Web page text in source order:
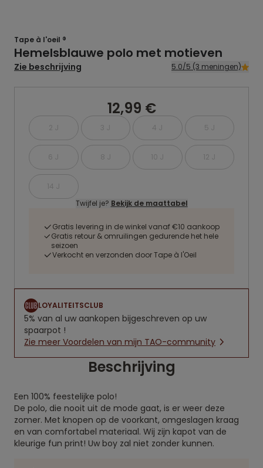
Tape à l'oeil ®
Hemelsblauwe polo met motieven
Zie beschrijving 5.0/5 (3 meningen)
12,99 €
2 J 3 J 4 J 5 J
6 J 8 J 10 J 12 J
14 J
Twijfel je? Bekijk de maattabel
Gratis levering in de winkel vanaf €10 aankoop
Gratis retour & omruilingen gedurende het hele
seizoen
Verkocht en verzonden door Tape à l'Oeil
LOYALITEITSCLUB
5% van al uw aankopen bijgeschreven op uw
spaarpot !
Zie meer Voordelen van mijn TAO-community
Beschrijving
Een 100% feestelijke polo!
De polo, die nooit uit de mode gaat, is er weer deze
zomer. Met knopen op de voorkant, omgeslagen kraag
en van comfortabel materiaal. Wij zijn kapot van de
kleurige fun print! Uw boy zal niet zonder kunnen.